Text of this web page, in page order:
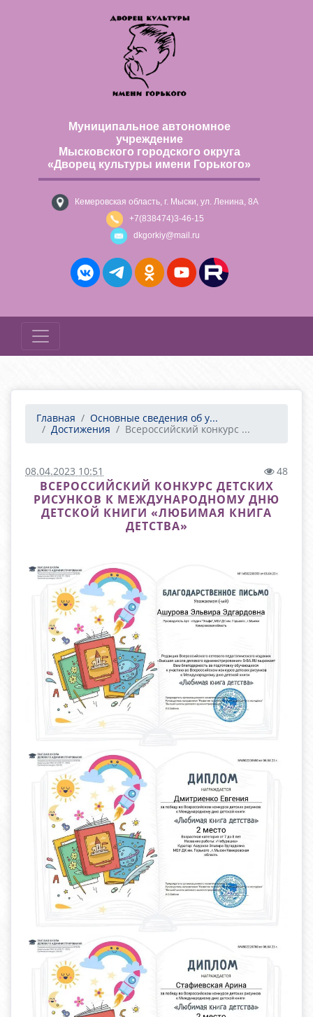
Муниципальное автономное
учреждение
Мысковского городского округа
«Дворец культуры имени Горького»
Кемеровская область, г. Мыски, ул. Ленина, 8А
+7(838474)3-46-15
dkgorkiy@mail.ru
Главная
Основные сведения об у...
Достижения
Всероссийский конкурс ...
08.04.2023 10:51 48
ВСЕРОССИЙСКИЙ КОНКУРС ДЕТСКИХ
РИСУНКОВ К МЕЖДУНАРОДНОМУ ДНЮ
ДЕТСКОЙ КНИГИ «ЛЮБИМАЯ КНИГА
ДЕТСТВА»